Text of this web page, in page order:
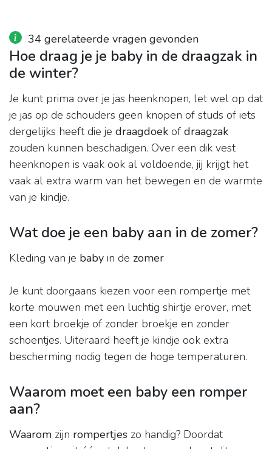
34 gerelateerde vragen gevonden
Hoe draag je je baby in de draagzak in
de winter?
Je kunt prima over je jas heenknopen, let wel op dat
je jas op de schouders geen knopen of studs of iets
dergelijks heeft die je draagdoek of draagzak
zouden kunnen beschadigen. Over een dik vest
heenknopen is vaak ook al voldoende, jij krijgt het
vaak al extra warm van het bewegen en de warmte
van je kindje.
Wat doe je een baby aan in de zomer?
Kleding van je baby in de zomer
Je kunt doorgaans kiezen voor een rompertje met
korte mouwen met een luchtig shirtje erover, met
een kort broekje of zonder broekje en zonder
schoentjes. Uiteraard heeft je kindje ook extra
bescherming nodig tegen de hoge temperaturen.
Waarom moet een baby een romper
aan?
Waarom zijn rompertjes zo handig? Doordat